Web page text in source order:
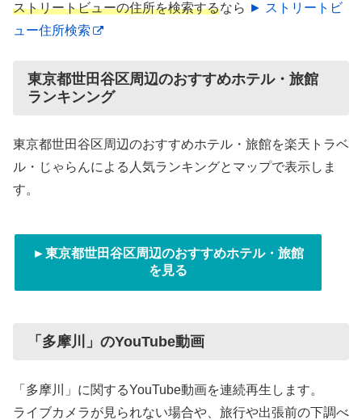
ストリートビューの住所を検索するなら ► ストリートビ
ュー住所検索
東京都世田谷区周辺のおすすめホテル・旅館
ランキンング
東京都世田谷区周辺のおすすめホテル・旅館を楽天トラベ
ル・じゃらんによる人気ランキングとマップで表示しま
す。
►東京都世田谷区周辺のおすすめホテル・旅館
を見る
「多摩川」のYouTube動画
「多摩川」に関するYouTube動画を連続再生します。
ライブカメラが見られない場合や、旅行や出張前の下調べ